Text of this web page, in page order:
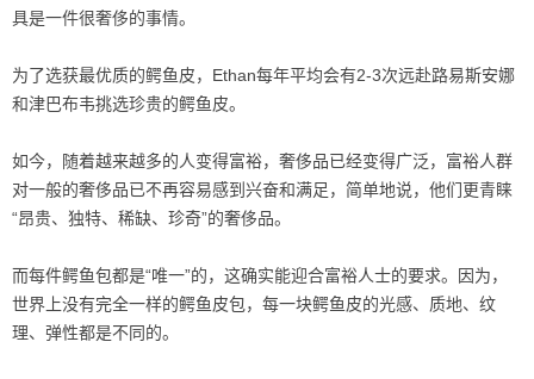
具是一件很奢侈的事情。
为了选获最优质的鳄鱼皮，Ethan每年平均会有2-3次远赴路易斯安娜
和津巴布韦挑选珍贵的鳄鱼皮。
如今，随着越来越多的人变得富裕，奢侈品已经变得广泛，富裕人群
对一般的奢侈品已不再容易感到兴奋和满足，简单地说，他们更青睐
“昂贵、独特、稀缺、珍奇”的奢侈品。
而每件鳄鱼包都是“唯一”的，这确实能迎合富裕人士的要求。因为，
世界上没有完全一样的鳄鱼皮包，每一块鳄鱼皮的光感、质地、纹
理、弹性都是不同的。